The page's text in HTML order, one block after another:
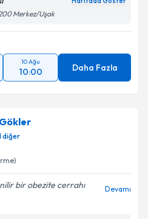
Merkez/Uşak
10 Ağu
10:00 Daha Fazla
diğer
bir obezite cerrahı
Devamı